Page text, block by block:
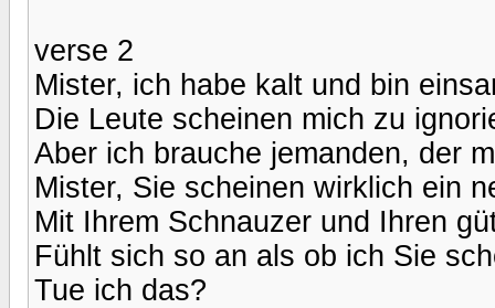
verse 2
Mister, ich habe kalt und bin
Die Leute scheinen mich zu
Aber ich brauche jemanden, der
Mister, Sie scheinen wirklich ein
Mit Ihrem Schnauzer und Ihren
Fühlt sich so an als ob ich Sie
Tue ich das?